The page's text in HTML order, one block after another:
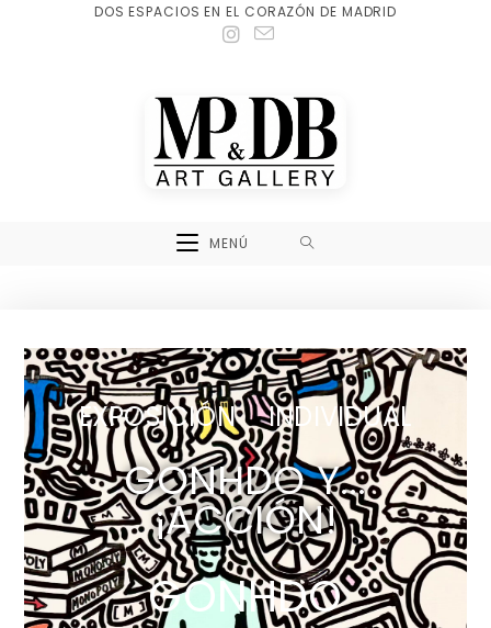
DOS ESPACIOS EN EL CORAZÓN DE MADRID
MENÚ
EXPOSICIÓN INDIVIDUAL
GONHDO Y...
¡ACCIÓN!
GONHDO